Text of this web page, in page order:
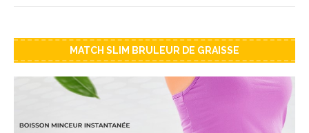
MATCH SLIM BRULEUR DE GRAISSE